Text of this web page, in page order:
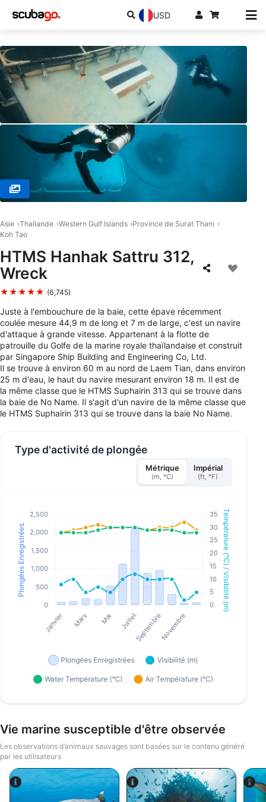
USD
Asie Thaïlande Western Gulf Islands
Province de Surat Thani
Koh Tao
HTMS Hanhak Sattru 312,
Wreck
★★★★★ (6,745)
Juste à l'embouchure de la baie, cette épave récemment
coulée mesure 44,9 m de long et 7 m de large, c'est un navire
d'attaque à grande vitesse. Appartenant à la flotte de
patrouille du Golfe de la marine royale thaïlandaise et construit
par Singapore Ship Building and Engineering Co, Ltd.
Il se trouve à environ 60 m au nord de Laem Tian, dans environ
25 m d'eau, le haut du navire mesurant environ 18 m. Il est de
la même classe que le HTMS Suphairin 313 qui se trouve dans
la baie de No Name. Il s'agit d'un navire de la même classe que
le HTMS Suphairin 313 qui se trouve dans la baie No Name.
Type d'activité de plongée
Métrique
(m, °C)
Impérial
(ft, °F)
Vie marine susceptible d'être observée
Les observations d’animaux sauvages sont basées sur le contenu généré
par les utilisateurs